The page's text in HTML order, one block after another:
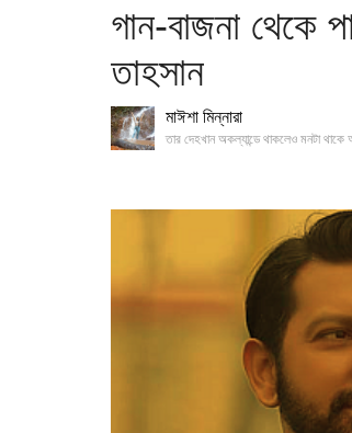
গান-বাজনা থেকে
তাহসান
মাঈশা মিন্নারা
তার দেহখান অকল্যান্ডে থাকলেও মনটা থাকে